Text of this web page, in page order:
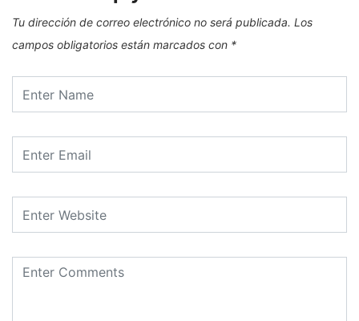
Tu dirección de correo electrónico no será publicada. Los
campos obligatorios están marcados con *